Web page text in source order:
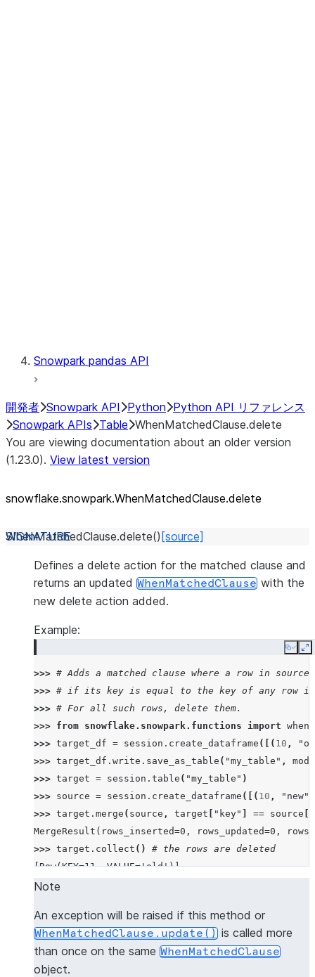
Snowpark pandas API
開発者 Snowpark API Python Python API リファレンス
Snowpark APIs Table WhenMatchedClause.delete
You are viewing documentation about an older version
(1.23.0). View latest version
snowflake.snowpark.WhenMatchedClause.delete
WhenMatchedClause.delete() [source]
Defines a delete action for the matched clause and
returns an updated WhenMatchedClause with the
new delete action added.
Example:
Copy
>>> # Adds a matched clause where a row in source
>>> # if its key is equal to the key of any row
>>> # For all such rows, delete them.
>>> from snowflake.snowpark.functions import
>>> target_df = session . create_dataframe ([( 10 ,
>>> target_df . write . save_as_table ( "my_table" ,
mode
>>> target = session . table ( "my_table" )
>>> source = session . create_dataframe ([( 10 , "new"
>>> target . merge ( source , target "key" == source
MergeResult(rows_inserted=0, rows_updated=0,
>>> target . collect ()
# the rows are deleted
[Row(KEY=11, VALUE='old')]
Note
An exception will be raised if this method or
WhenMatchedClause.update() is called more
than once on the same WhenMatchedClause
object.